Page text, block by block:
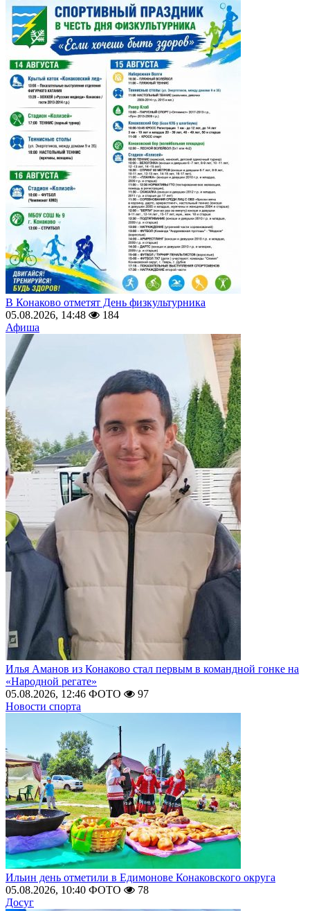
В Конаково отметят День физкультурника
05.08.2026, 14:48
184
Афиша
Илья Аманов из Конаково стал первым в командной гонке на
«Народной регате»
05.08.2026, 12:46 ФОТО
97
Новости спорта
Ильин день отметили в Едимонове Конаковского округа
05.08.2026, 10:40 ФОТО
78
Досуг